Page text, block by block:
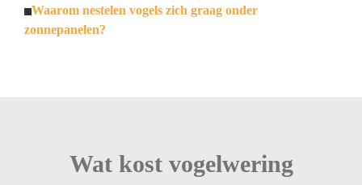
Waarom nestelen vogels zich graag onder
zonnepanelen?
Wat kost vogelwering